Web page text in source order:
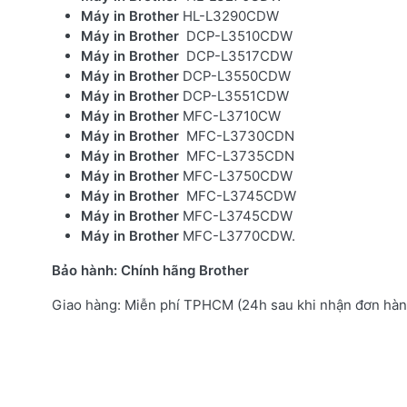
Máy in Brother HL-L3290CDW
Máy in Brother DCP-L3510CDW
Máy in Brother DCP-L3517CDW
Máy in Brother DCP-L3550CDW
Máy in Brother DCP-L3551CDW
Máy in Brother MFC-L3710CW
Máy in Brother MFC-L3730CDN
Máy in Brother MFC-L3735CDN
Máy in Brother MFC-L3750CDW
Máy in Brother MFC-L3745CDW
Máy in Brother MFC-L3745CDW
Máy in Brother MFC-
Bảo hành: Chính hãng Brother
Giao hàng: Miễn phí TPHCM (24h sau khi nhận đơn